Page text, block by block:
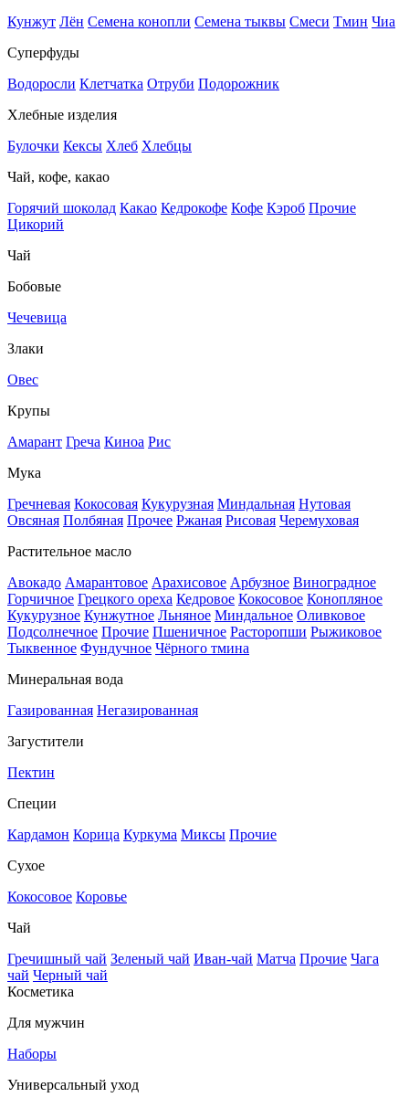
Кунжут Лён Семена конопли Семена тыквы Смеси Тмин Чиа
Суперфуды
Водоросли Клетчатка Отруби Подорожник
Хлебные изделия
Булочки Кексы Хлеб Хлебцы
Чай, кофе, какао
Горячий шоколад Какао Кедрокофе Кофе Кэроб Прочие
Цикорий
Чай
Бобовые
Чечевица
Злаки
Овес
Крупы
Амарант Греча Киноа Рис
Мука
Гречневая Кокосовая Кукурузная Миндальная Нутовая
Овсяная Полбяная Прочее Ржаная Рисовая Черемуховая
Растительное масло
Авокадо Амарантовое Арахисовое Арбузное Виноградное
Горчичное Грецкого ореха Кедровое Кокосовое Конопляное
Кукурузное Кунжутное Льняное Миндальное Оливковое
Подсолнечное Прочие Пшеничное Расторопши Рыжиковое
Тыквенное Фундучное Чёрного тмина
Минеральная вода
Газированная Негазированная
Загустители
Пектин
Специи
Кардамон Корица Куркума Миксы Прочие
Сухое
Кокосовое Коровье
Чай
Гречишный чай Зеленый чай Иван-чай Матча Прочие Чага
чай Черный чай
Косметика
Для мужчин
Наборы
Универсальный уход